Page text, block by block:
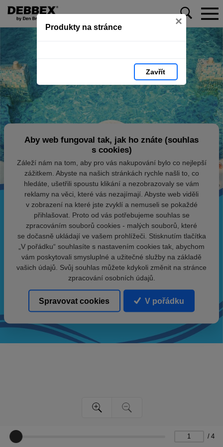
Produkty na stránce ×
Zavřít
/ 4
Aby web fungoval tak, jak ho znáte (souhlas
s cookies)
Záleží nám na tom, aby pro vás nakupování bylo co nejlepší
zážitkem. Abyste na našich stránkách rychle našli to, co
hledáte, ušetřili spoustu klikání a nezobrazovaly se vám
reklamy na věci, které vás nezajímají. Abyste web viděli
v zobrazení na které jste zvyklí a nemuseli se pokaždé
přihlašovat. Proto od vás potřebujeme souhlas se
zpracováním souborů cookies - malých souborů, které
se dočasně ukládají ve vašem prohlížeči. Stisknutím tlačítka
„V pořádku“ souhlasíte s nastavením cookies tak, abychom
vám poskytovali smysluplné a užitečné služby na základě
vašich údajů. Svůj souhlas můžete kdykoli změnit na stránce
zpracování osobních údajů.
Spravovat cookies V pořádku